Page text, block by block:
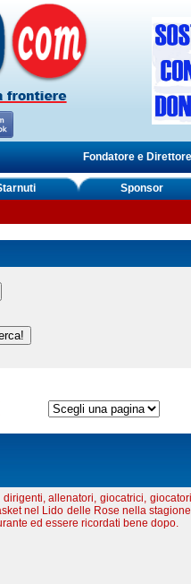
Fondatore e
Sponsor
allenatori, giocatrici, giocatori
nel Lido delle Rose nella stagione
ed essere ricordati bene dopo.